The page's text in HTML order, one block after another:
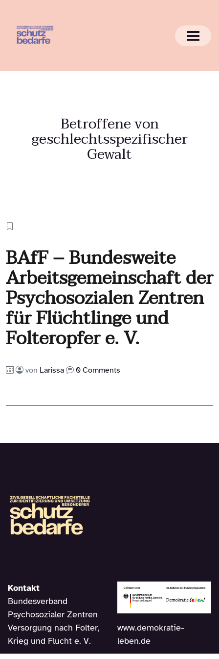
Betroffene von
geschlechtsspezifischer
Gewalt
BAfF – Bundesweite
Arbeitsgemeinschaft der
Psychosozialen Zentren
für Flüchtlinge und
Folteropfer e. V.
von Larissa 0 Comments
Kontakt
Bundesverband
Psychosozialer Zentren
Versorgung nach Folter,
Krieg und Flucht e. V.
www.demokratie-
leben.de